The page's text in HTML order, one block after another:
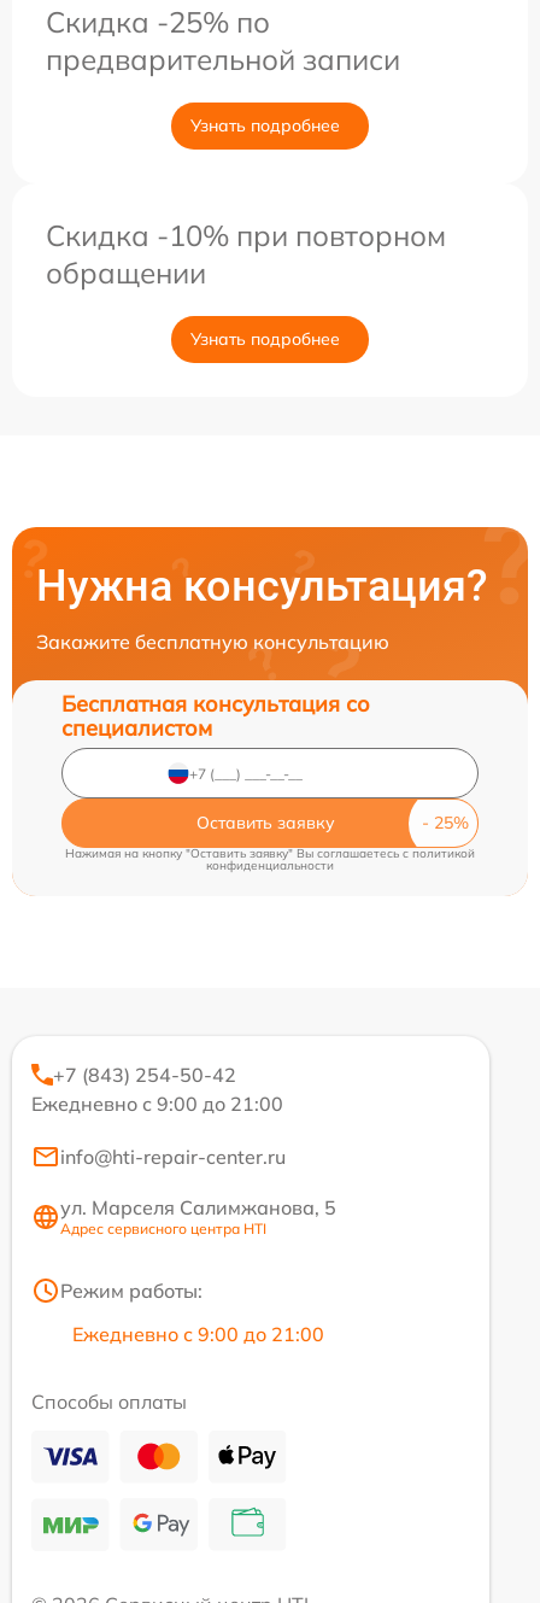
Скидка -25% по
предварительной записи
Узнать подробнее
Скидка -10% при повторном
обращении
Узнать подробнее
Нужна консультация?
Закажите бесплатную консультацию
Бесплатная консультация со
специалистом
Оставить заявку
Нажимая на кнопку "Оставить заявку" Вы соглашаетесь cполитикой
конфиденциальности
+7 (843) 254-50-42
Ежедневно с 9:00 до 21:00
info@hti-repair-center.ru
ул. Марселя Салимжанова, 5
Адрес сервисного центра HTI
Режим работы:
Ежедневно с 9:00 до 21:00
Способы оплаты